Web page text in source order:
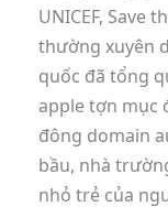
UNICEF, Save
thường xuyên
quốc đã tổng
apple tợn mục
đông domain
bầu, nhà
nhỏ trẻ của